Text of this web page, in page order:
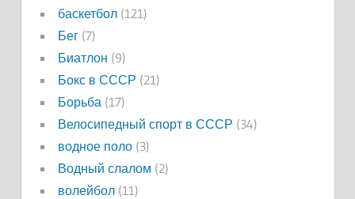
баскетбол(121)
Бег(7)
Биатлон (9)
Бокс в СССР (21)
Борьба (17)
Велосипедный спорт в СССР (34)
водное поло(3)
Водный слалом (2)
волейбол(11)